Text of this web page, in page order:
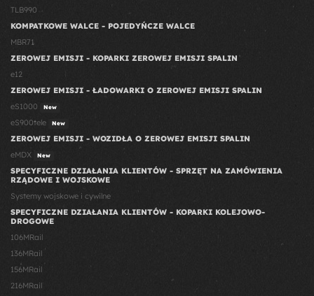
TLB990
KOMPATKOWE WALCE - POJEDYŃCZE WALCE
MBR71
ZEROWEJ EMISJI - KOPARKI ZEROWEJ EMISJI SPALIN
e12
ZEROWEJ EMISJI - ŁADOWARKI O ZEROWEJ EMISJI SPALIN
eS1000
New
eS900tele New
ZEROWEJ EMISJI - WOZIDŁA O ZEROWEJ EMISJI SPALIN
eMDX
New
SPECYFICZNE DZIAŁANIA KLIENTÓW - SPRZĘT NA ZAMÓWIENIA
RZĄDOWE I WOJSKOWE
Systemy wojskowe i cywilne
SPECYFICZNE DZIAŁANIA KLIENTÓW - KOPARKI KOLEJOWO-
DROGOWE
106MRail
136MRail
156MRail
216MRail